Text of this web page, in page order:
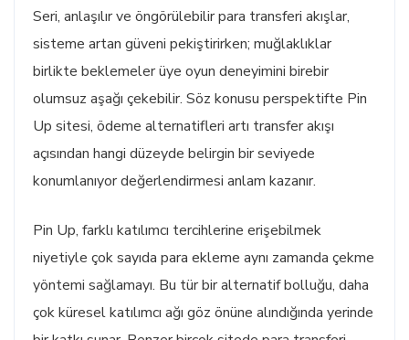
Seri, anlaşılır ve öngörülebilir para transferi akışlar,
sisteme artan güveni pekiştirirken; muğlaklıklar
birlikte beklemeler üye oyun deneyimini birebir
olumsuz aşağı çekebilir. Söz konusu perspektifte Pin
Up sitesi, ödeme alternatifleri artı transfer akışı
açısından hangi düzeyde belirgin bir seviyede
konumlanıyor değerlendirmesi anlam kazanır.
Pin Up, farklı katılımcı tercihlerine erişebilmek
niyetiyle çok sayıda para ekleme aynı zamanda çekme
yöntemi sağlamayı. Bu tür bir alternatif bolluğu, daha
çok küresel katılımcı ağı göz önüne alındığında yerinde